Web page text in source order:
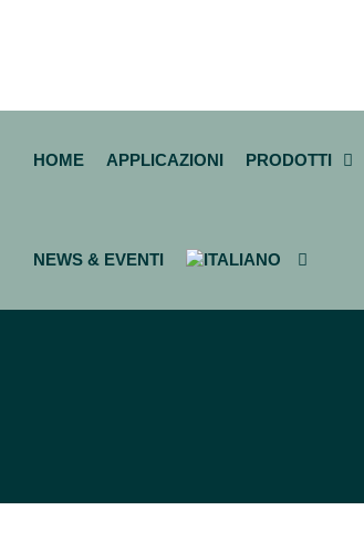
HOME APPLICAZIONI PRODOTTI
NEWS & EVENTI